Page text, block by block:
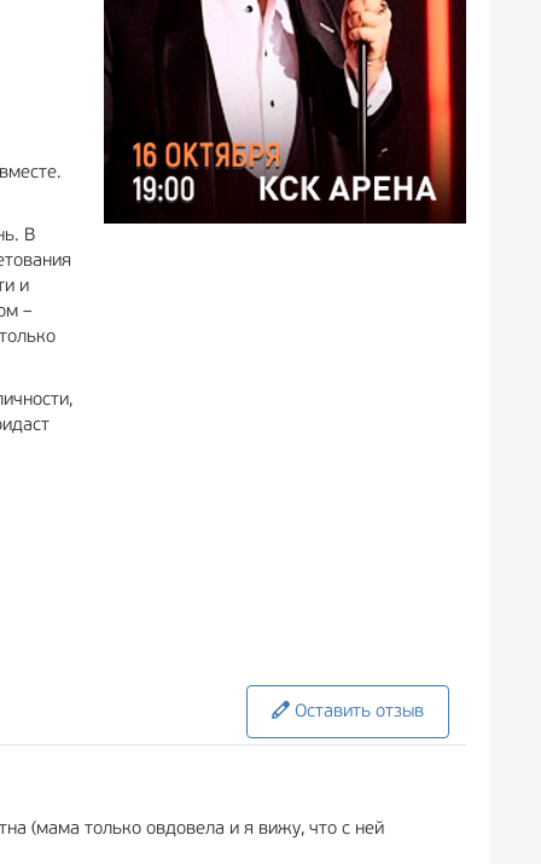
В
и
–
Оставить отзыв
(мама только овдовела и я вижу, что с ней